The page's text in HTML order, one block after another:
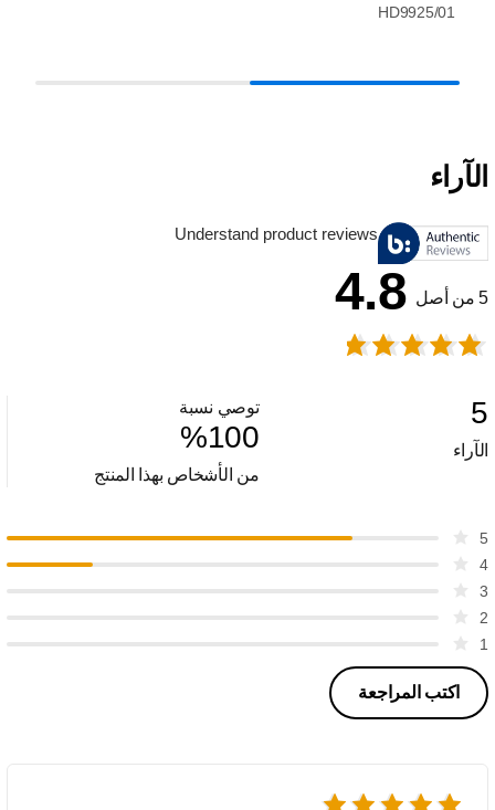
HD9925/01
الآراء
Understand product reviews
5 من أصل 4.8
5
الآراء
توصي نسبة
%100
من الأشخاص بهذا المنتج
5
4
3
2
1
اكتب المراجعة